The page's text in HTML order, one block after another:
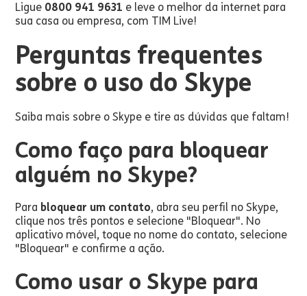
Ligue 0800 941 9631 e leve o melhor da internet para
sua casa ou empresa, com TIM Live!
Perguntas frequentes
sobre o uso do Skype
Saiba mais sobre o Skype e tire as dúvidas que faltam!
Como faço para bloquear
alguém no Skype?
Para bloquear um contato, abra seu perfil no Skype,
clique nos três pontos e selecione "Bloquear". No
aplicativo móvel, toque no nome do contato, selecione
"Bloquear" e confirme a ação.
Como usar o Skype para